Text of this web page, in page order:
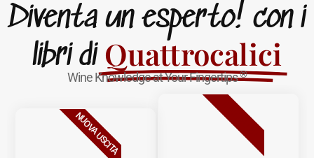
Diventa un esperto! con i
libri di Quattrocalici
Wine Knowledge at Your Fingertips®
NUOVA USCITA BESTSELLER